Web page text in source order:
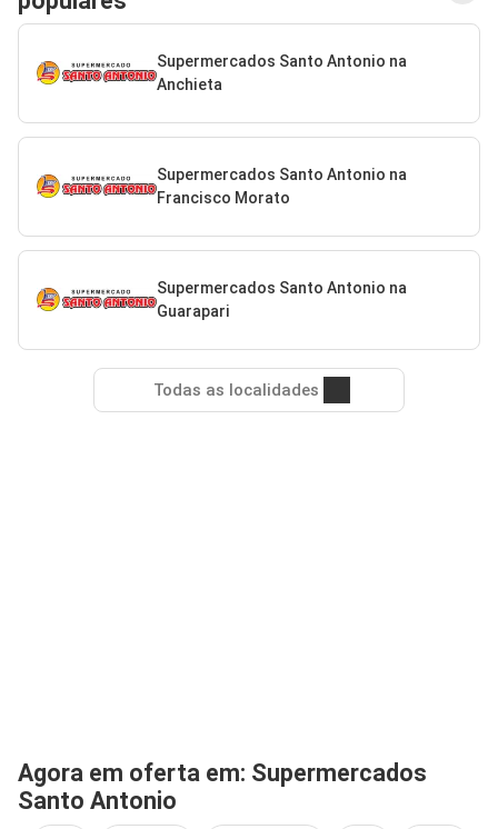
Supermercados Santo Antonio na
Anchieta
Supermercados Santo Antonio na
Francisco Morato
Supermercados Santo Antonio na
Guarapari
Todas as localidades
Agora em oferta em: Supermercados
Santo Antonio